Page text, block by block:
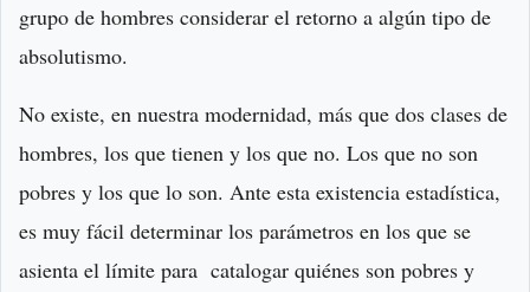
grupo de hombres considerar el retorno a algún tipo de
absolutismo.
No existe, en nuestra modernidad, más que dos clases de
hombres, los que tienen y los que no. Los que no son
pobres y los que lo son. Ante esta existencia estadística,
es muy fácil determinar los parámetros en los que se
asienta el límite para catalogar quiénes son pobres y